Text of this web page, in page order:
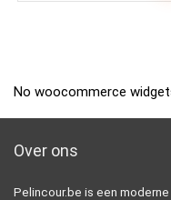
No woocommerce
Over ons
Pelincour.be is een